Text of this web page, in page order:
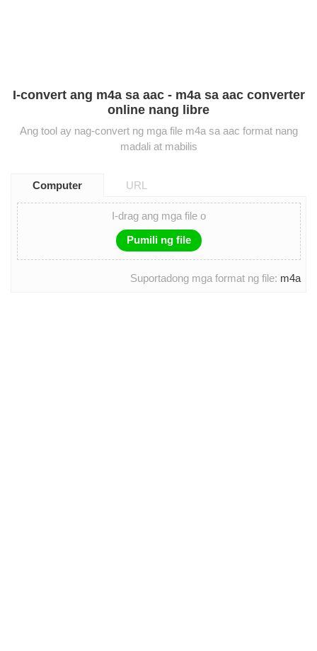
I-convert ang m4a sa aac - m4a sa aac converter
online nang libre
Ang tool ay nag-convert ng mga file m4a sa aac format nang
madali at mabilis
Computer URL
I-drag ang mga file o
Pumili ng file
Suportadong mga format ng file: m4a